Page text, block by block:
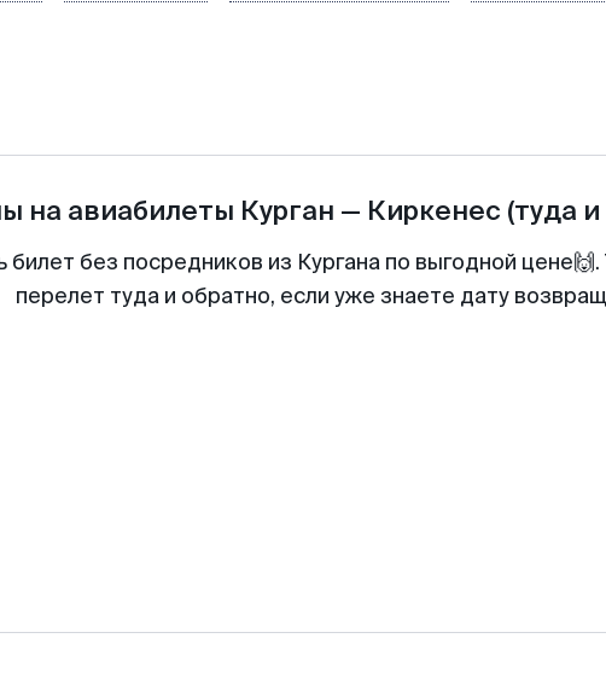
на авиабилеты Курган — Киркенеc (туда
без посредников из Кургана по выгодной
перелет туда и обратно, если уже знаете дату